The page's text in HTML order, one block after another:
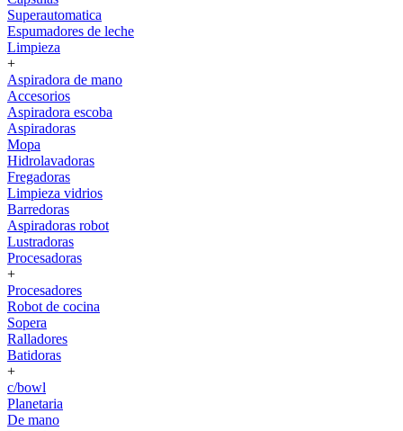
Superautomatica
Espumadores de leche
Limpieza
+
Aspiradora de mano
Accesorios
Aspiradora escoba
Aspiradoras
Mopa
Hidrolavadoras
Fregadoras
Limpieza vidrios
Barredoras
Aspiradoras robot
Lustradoras
Procesadoras
+
Procesadores
Robot de cocina
Sopera
Ralladores
Batidoras
+
c/bowl
Planetaria
De mano